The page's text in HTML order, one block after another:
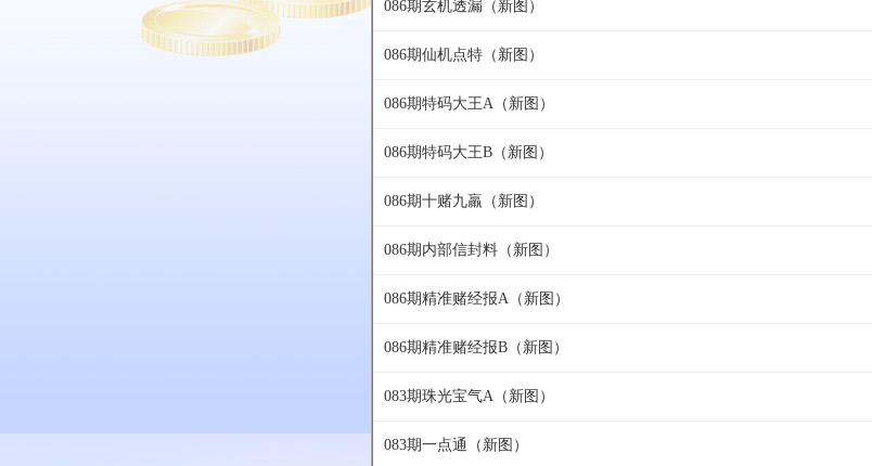
086期玄机透漏（新图）
086期仙机点特（新图）
086期特码大王A（新图）
086期特码大王B（新图）
086期十赌九羸（新图）
086期内部信封料（新图）
086期精准赌经报A（新图）
086期精准赌经报B（新图）
083期珠光宝气A（新图）
083期一点通（新图）